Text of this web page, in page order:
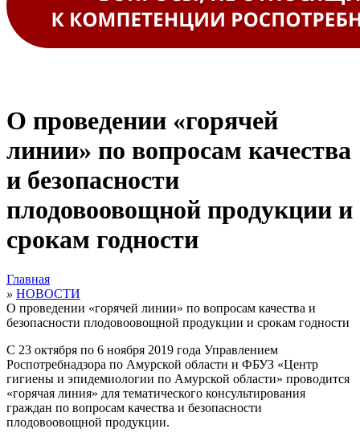
О проведении «горячей
линии» по вопросам качества
и безопасности
плодовоовощной продукции и
срокам годности
Главная
» НОВОСТИ
О проведении «горячей линии» по вопросам качества и
безопасности плодовоовощной продукции и срокам годности
С 23 октября по 6 ноября 2019 года Управлением
Роспотребнадзора по Амурской области и ФБУЗ «Центр
гигиены и эпидемиологии по Амурской области» проводится
«горячая линия» для тематического консультирования
граждан по вопросам качества и безопасности
плодовоовощной продукции.